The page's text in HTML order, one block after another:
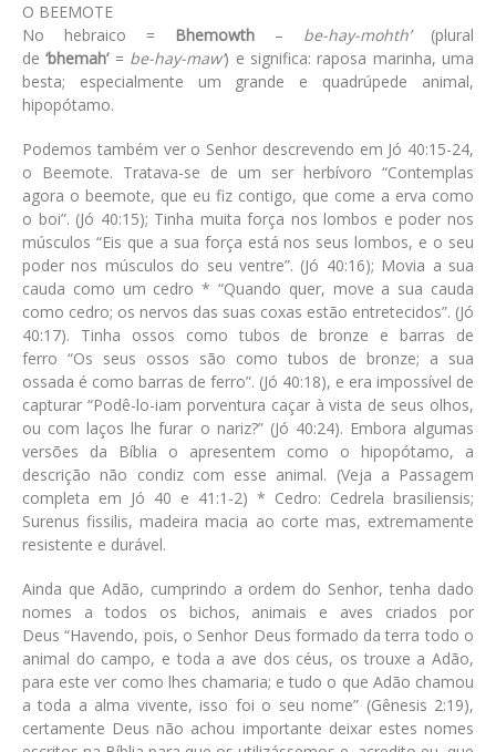
O BEEMOTE
No hebraico =
Bhemowth – be-hay-mohth’(plural
de‘bhemah’= be-hay-maw’) e significa: raposa marinha, uma
besta; especialmente um grande e quadrúpede animal,
hipopótamo.
Podemos também ver o Senhor descrevendo em Jó 40:15-24,
o Beemote. Tratava-se de um ser herbívoro “Contemplas
agora o beemote, que eu fiz contigo, que come a erva como
o boi”. (Jó 40:15); Tinha muita força nos lombos e poder nos
músculos “Eis que a sua força está nos seus lombos, e o seu
poder nos músculos do seu ventre”. (Jó 40:16); Movia a sua
cauda como um cedro* “Quando quer, move a sua cauda
como cedro; os nervos das suas coxas estão entretecidos”. (Jó
40:17). Tinha ossos como tubos de bronze e barras de
ferro “Os seus ossos são como tubos de bronze; a sua
ossada é como barras de ferro”. (Jó 40:18), e era impossível de
capturar “Podê-lo-iam porventura caçar à vista de seus olhos,
ou com laços lhe furar o nariz?” (Jó 40:24). Embora algumas
versões da Bíblia o apresentem como o hipopótamo, a
descrição não condiz com esse animal. (Veja a Passagem
completa em Jó 40 e 41:1-2) * Cedro: Cedrela brasiliensis;
Surenus fissilis, madeira macia ao corte mas, extremamente
resistente e durável.
Ainda que Adão, cumprindo a ordem do Senhor, tenha dado
nomes a todos os bichos, animais e aves criados por
Deus“Havendo, pois, o Senhor Deus formado da terra todo o
animal do campo, e toda a ave dos céus, os trouxe a Adão,
para este ver como lhes chamaria; e tudo o que Adão chamou
a toda a alma vivente, isso foi o seu nome” (Gênesis 2:19),
certamente Deus não achou importante deixar estes nomes